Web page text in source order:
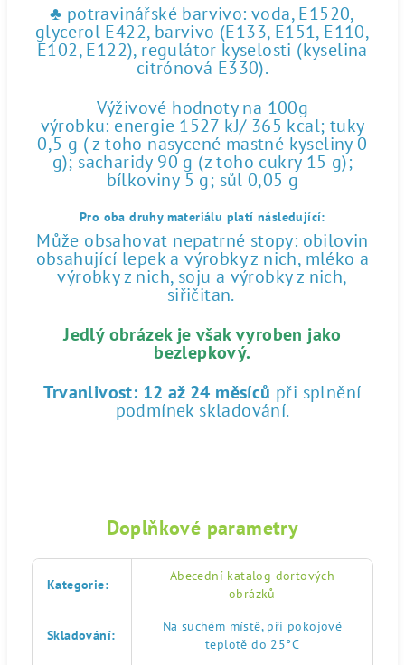
♣ potravinářské barvivo: voda, E1520,
glycerol E422, barvivo (E133, E151, E110,
E102, E122), regulátor kyselosti (kyselina
citrónová E330).
Výživové hodnoty na 100g
výrobku: energie 1527 kJ/ 365 kcal; tuky
0,5 g ( z toho nasycené mastné kyseliny 0
g); sacharidy 90 g (z toho cukry 15 g);
bílkoviny 5 g; sůl 0,05 g
Pro oba druhy materiálu platí následující:
Může obsahovat nepatrné stopy: obilovin
obsahující lepek a výrobky z nich, mléko a
výrobky z nich, soju a výrobky z nich,
siřičitan.
Jedlý obrázek je však vyroben jako
bezlepkový.
Trvanlivost: 12 až 24 měsíců při splnění
podmínek skladování.
Doplňkové parametry
Kategorie:
Abecední katalog dortových
obrázků
Skladování:
Na suchém místě, při pokojové
teplotě do 25°C